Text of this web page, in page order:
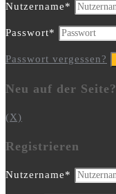
Nutzername*
Passwort*
Passwort vergessen?
Neu auf der Seite?
(X)
Registrieren
Nutzername*